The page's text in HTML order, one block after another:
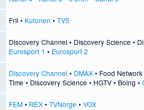
Frii• Kutonen • TV5
Discovery Channel • Discovery Science •
Eurosport 1 • Eurosport 2
Discovery Channel • DMAX• Food Network
Time • Discovery Science • HGTV • Boing •
FEM• REX• TVNorge • VOX